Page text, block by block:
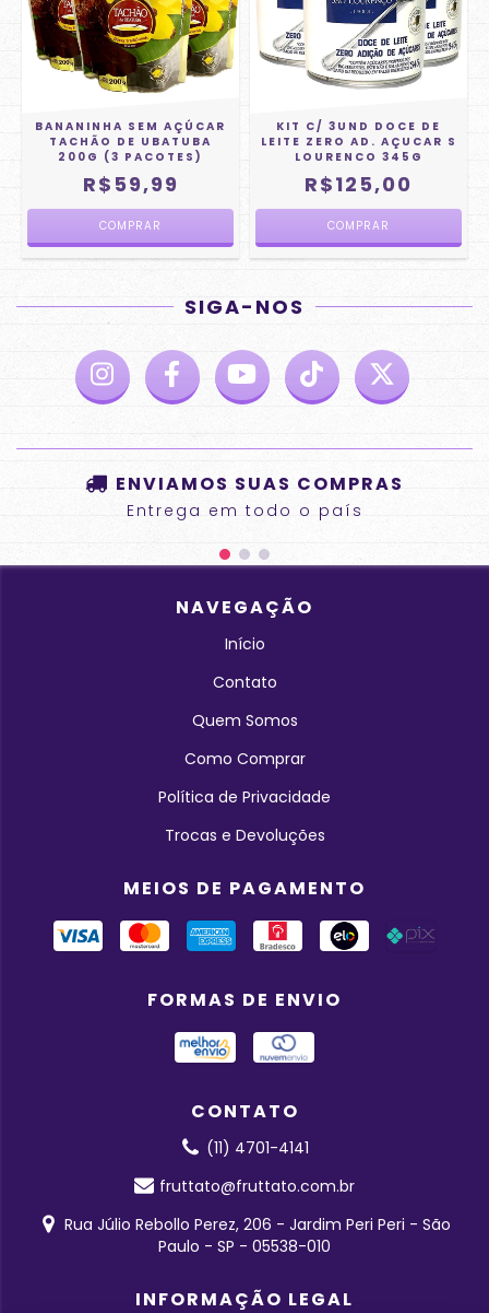
BANANINHA SEM AÇÚCAR
TACHÃO DE UBATUBA
200G (3 PACOTES)
R$59,99
KIT C/ 3UND DOCE DE
LEITE ZERO AD. AÇUCAR S
LOURENCO 345G
R$125,00
SIGA-NOS
ENVIAMOS SUAS COMPRAS
Entrega em todo o país
NAVEGAÇÃO
Início
Contato
Quem Somos
Como Comprar
Política de Privacidade
Trocas e Devoluções
MEIOS DE PAGAMENTO
FORMAS DE ENVIO
CONTATO
(11) 4701-4141
fruttato@fruttato.com.br
Rua Júlio Rebollo Perez, 206 - Jardim Peri Peri - São
Paulo - SP - 05538-010
INFORMAÇÃO LEGAL